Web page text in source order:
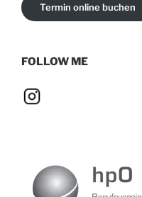
Termin online buchen
FOLLOW ME